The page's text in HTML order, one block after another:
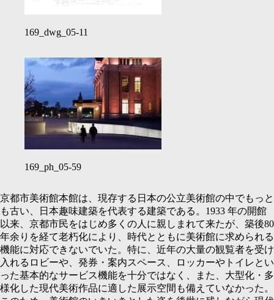
169_dwg_05-11
169_ph_05-59
京都市美術館本館は、現存する⽇本の公⽴美術館の中でもっと
も古い、⽇本趣味建築を代表する建築である。 1933 年の開館
以来、京都市⺠をはじめ多くの⼈に親しまれて来たが、築後80
年余りを経て⽼朽化により、時代とともに美術館に求められる
機能に対応できないでいた。特に、近年の⼤量の観覧者を受け
⼊れるロビーや、発券・案内スペース、ロッカーやトイレとい
った基本的なサービス機能を⼗分ではなく、また、⼤型化・多
様化した現代美術作品に適した展⽰空間も備えていなかった。